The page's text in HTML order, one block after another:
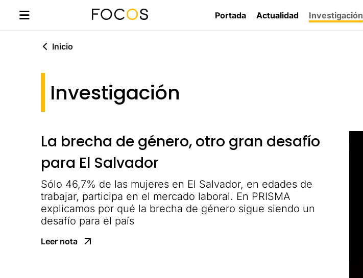
Portada Actualidad Investigación
Inicio
Investigación
La brecha de género, otro gran desafío
para El Salvador
Sólo 46,7% de las mujeres en El Salvador, en edades de
trabajar, participa en el mercado laboral. En PRISMA
explicamos por qué la brecha de género sigue siendo un
desafío para el país
Leer nota